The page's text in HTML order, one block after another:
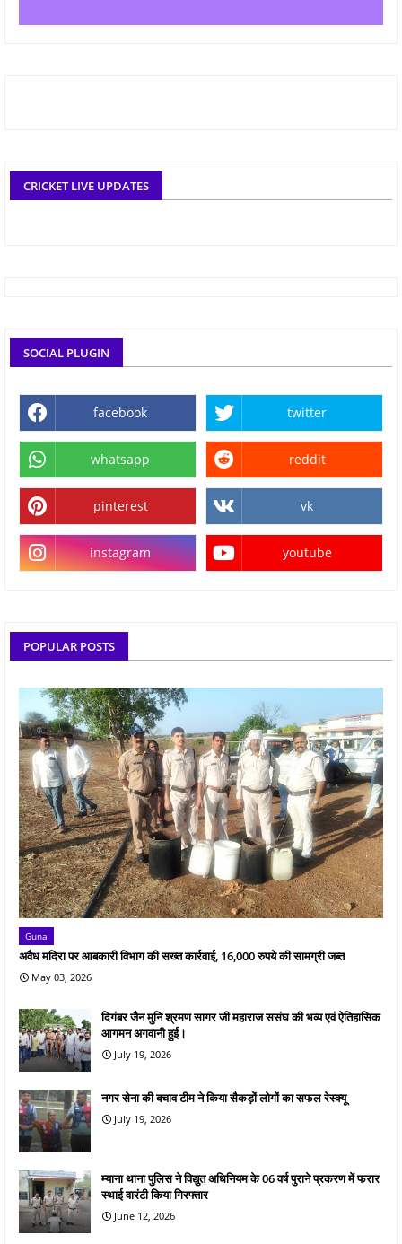
CRICKET LIVE UPDATES
SOCIAL PLUGIN
facebook twitter
whatsapp reddit
pinterest vk
instagram youtube
POPULAR POSTS
Guna
अवैध मदिरा पर आबकारी विभाग की सख्त कार्रवाई, 16,000 रुपये की सामग्री जब्त
May 03, 2026
दिगंबर जैन मुनि श्रमण सागर जी महाराज ससंघ की भव्य एवं ऐतिहासिक
आगमन अगवानी हुई।
July 19, 2026
नगर सेना की बचाव टीम ने किया सैकड़ों लोगों का सफल रेस्क्यू
July 19, 2026
म्याना थाना पुलिस ने विद्युत अधिनियम के 06 वर्ष पुराने प्रकरण में फरार
स्थाई वारंटी किया गिरफ्तार
June 12, 2026